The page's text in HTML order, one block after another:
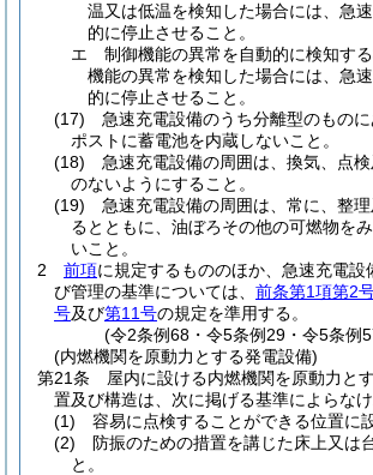
温又は低温を検知した場合には、急
的に停止させること。
エ
制御機能の異常を自動的に検知す
機能の異常を検知した場合には、急
的に停止させること。
(17)
急速充電設備のうち分離型のもの
ポストに蓄電池を内蔵しないこと。
(18)
急速充電設備の周囲は、換気、点
のないようにすること。
(19)
急速充電設備の周囲は、常に、整
るとともに、油ぼろその他の可燃物を
いこと。
2
前項に規定するもののほか、急速充電設
び管理の基準については、 前条第1項第2
号及び第11号の規定を準用する。
(令2条例68・令5条例29・令5条例
(内燃機関を原動力とする発電設備)
第21条
屋内に設ける内燃機関を原動力と
置及び構造は、次に掲げる基準によらなけ
(1)
容易に点検することができる位置に
(2)
防振のための措置を講じた床上又は
と。